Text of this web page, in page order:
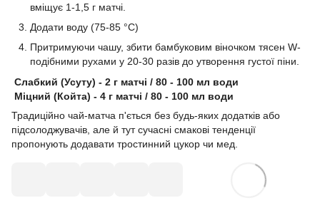
вміщує 1-1,5 г матчі.
Додати воду (75-85 °С)
Притримуючи чашу, збити бамбуковим віночком тясен W-
подібними рухами у 20-30 разів до утворення густої піни.
Слабкий (Усуту) - 2 г матчі / 80 - 100 мл води
Міцний (Койта) - 4 г матчі / 80 - 100 мл води
Традиційно чай-матча п'ється без будь-яких додатків або
підсолоджувачів, але й тут сучасні смакові тенденції
пропонують додавати тростинний цукор чи мед.